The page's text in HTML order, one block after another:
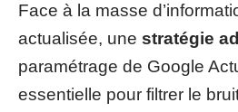
Face à la masse
actualisée, une stratégie
paramétrage de Google
essentielle pour filtrer le